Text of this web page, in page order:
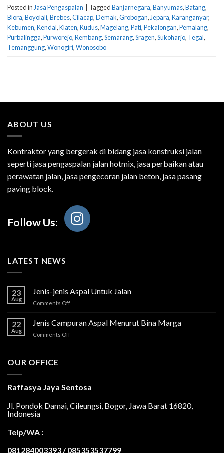
Posted in Jasa Pengaspalan TaggedBanjarnegara,Banyumas,Batang,
Blora,Boyolali,Brebes,Cilacap,Demak,Grobogan, Jepara,Karanganyar,
Kebumen,Kendal,Klaten,Kudus,Magelang,Pati,Pekalongan,Pemalang,
Purbalingga,Purworejo,Rembang,Semarang,Sragen,Sukoharjo, Tegal,
Temanggung,Wonogiri,Wonosobo
ABOUT US
Kontraktor yang bergerak di bidang jasa konstruksi jalan
seperti jasa pengaspalan jalan hotmix, jasa perbaikan atau
perawatan jalan, jasa pengecoran jalan beton, jasa pasang
paving block.
Follow Us:
LATEST NEWS
23
Aug
Jenis-jenis Aspal Untuk Jalan
Comments Offon
22
Aug
Jenis Campuran Aspal Menurut Bina Marga
Comments Offon
Marga
OUR OFFICE
Raffasya Jaya Sentosa
Jl. Pondok Damai, Cileungsi, Bogor, Jawa Barat 16820,
Indonesia
Telp/WA :
081284003393 / 085353537799